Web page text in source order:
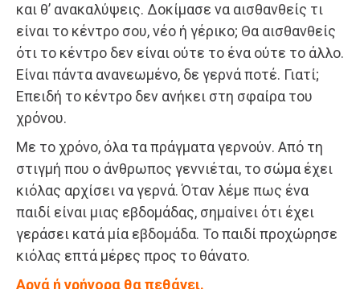
και θ’ ανακαλύψεις. Δοκίμασε να αισθανθείς τι
είναι το κέντρο σου, νέο ή γέρικο; Θα αισθανθείς
ότι το κέντρο δεν είναι ούτε το ένα ούτε το άλλο.
Είναι πάντα ανανεωμένο, δε γερνά ποτέ. Γιατί;
Επειδή το κέντρο δεν ανήκει στη σφαίρα του
χρόνου.
Με το χρόνο, όλα τα πράγματα γερνούν. Από τη
στιγμή που ο άνθρωπος γεννιέται, το σώμα έχει
κιόλας αρχίσει να γερνά. Όταν λέμε πως ένα
παιδί είναι μιας εβδομάδας, σημαίνει ότι έχει
γεράσει κατά μία εβδομάδα. Το παιδί προχώρησε
κιόλας επτά μέρες προς το θάνατο.
Αργά ή γρήγορα θα πεθάνει.